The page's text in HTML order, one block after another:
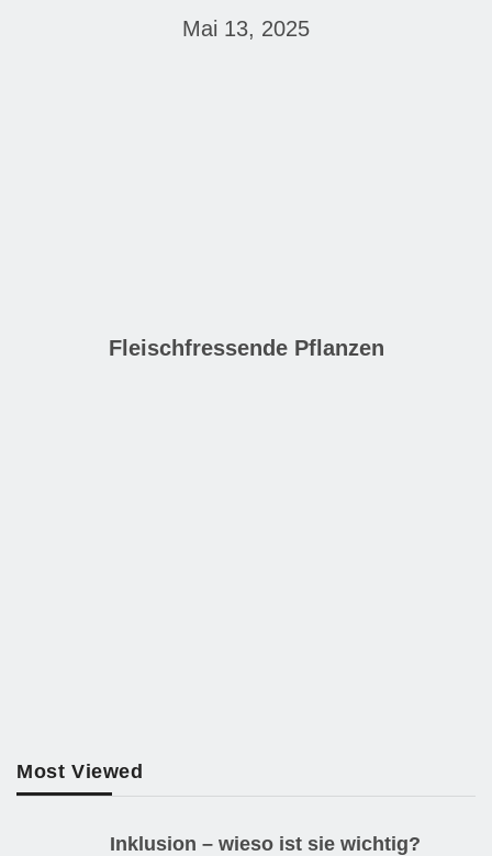
Mai 13, 2025
Fleischfressende Pflanzen
Most Viewed
Inklusion – wieso ist sie wichtig?